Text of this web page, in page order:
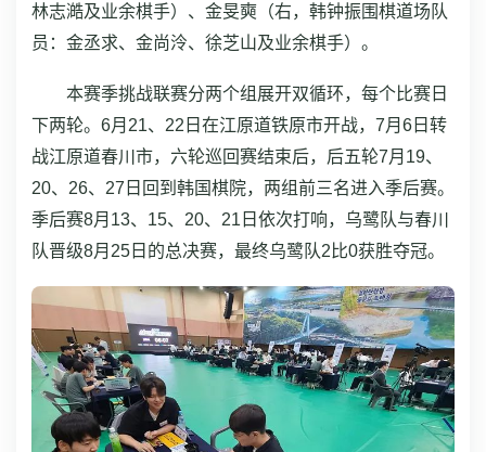
林志澔及业余棋手）、金旻奭（右，韩钟振围棋道场队
员：金丞求、金尚泠、徐芝山及业余棋手）。
本赛季挑战联赛分两个组展开双循环，每个比赛日
下两轮。6月21、22日在江原道铁原市开战，7月6日转
战江原道春川市，六轮巡回赛结束后，后五轮7月19、
20、26、27日回到韩国棋院，两组前三名进入季后赛。
季后赛8月13、15、20、21日依次打响，乌鹭队与春川
队晋级8月25日的总决赛，最终乌鹭队2比0获胜夺冠。